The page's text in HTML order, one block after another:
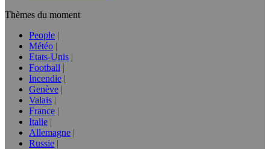
Thèmes du moment
People
Météo
Etats-Unis
Football
Incendie
Genève
Valais
France
Italie
Allemagne
Russie